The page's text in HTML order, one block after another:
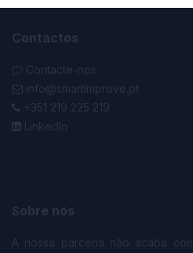
Contactos
Contacte-nos
info@smartimprove.pt
+351 219 225 219
LinkedIn
Sobre nós
A nossa parceria não acaba